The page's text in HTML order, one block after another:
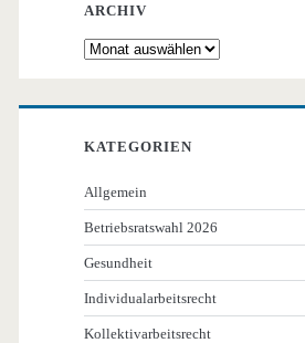
ARCHIV
Archiv
KATEGORIEN
Allgemein
Betriebsratswahl 2026
Gesundheit
Individualarbeitsrecht
Kollektivarbeitsrecht